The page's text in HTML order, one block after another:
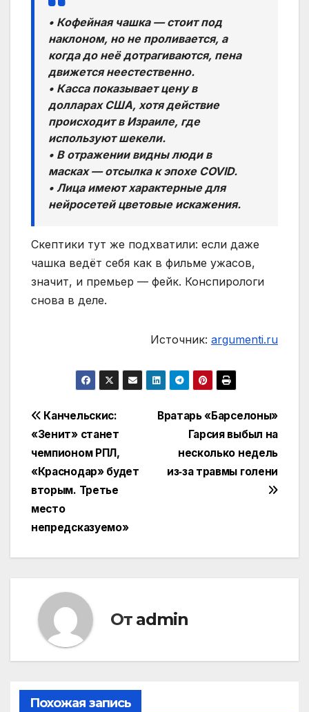
• Кофейная чашка — стоит под
наклоном, но не проливается, а
когда до неё дотрагиваются, пена
движется неестественно.
• Касса показывает цену в
долларах США, хотя действие
происходит в Израиле, где
используют шекели.
• В отражении видны люди в
масках — отсылка к эпохе COVID.
• Лица имеют характерные для
нейросетей цветовые искажения.
Скептики тут же подхватили: если даже
чашка ведёт себя как в фильме ужасов,
значит, и премьер — фейк. Конспирологи
снова в деле.
Источник: argumenti.ru
Навигация
по
записям
Вратарь «Барселоны»
Гарсия выбыл на
несколько недель
из‑за травмы голени
Канчельскис:
«Зенит» станет
чемпионом РПЛ,
«Краснодар» будет
вторым. Третье
место
непредсказуемо»
От admin
Похожая запись